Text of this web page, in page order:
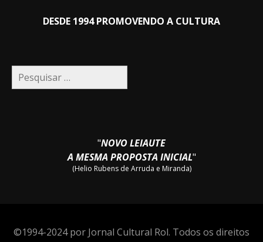
DESDE 1994 PROMOVENDO A CULTURA
Pesquisar
por:
"NOVO LEIAUTE
A MESMA PROPOSTA INICIAL"
(Helio Rubens de Arruda e Miranda)
©1994-2024 por Jornal Cultural Rol. Todos os direitos